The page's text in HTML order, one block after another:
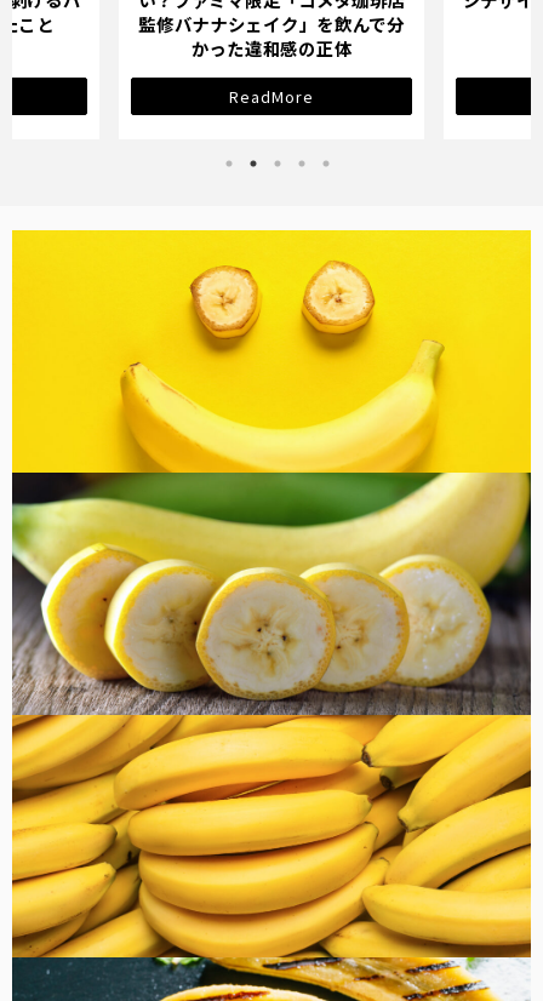
こと
監修バナナシェイク」を飲んで分
かった違和感の正体
ReadMore
コラム
健康・美容
FOOD